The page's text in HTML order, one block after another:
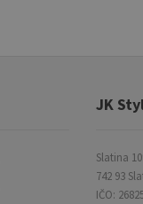
JK
Slatina
742 93
IČO: